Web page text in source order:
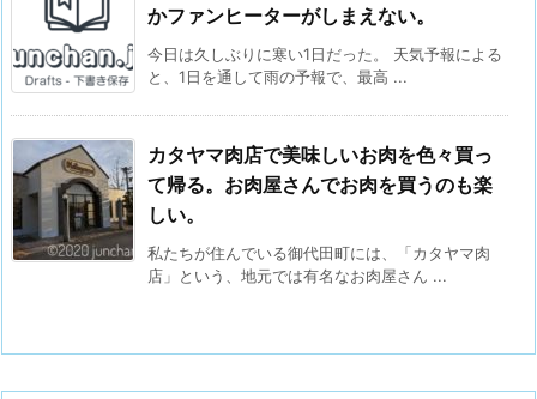
かファンヒーターがしまえない。
今日は久しぶりに寒い1日だった。 天気予報による
と、1日を通して雨の予報で、最高 ...
カタヤマ肉店で美味しいお肉を色々買っ
て帰る。お肉屋さんでお肉を買うのも楽
しい。
私たちが住んでいる御代田町には、「カタヤマ肉
店」という、地元では有名なお肉屋さん ...